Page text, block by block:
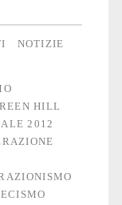
NOTIZIE
HILL
2012